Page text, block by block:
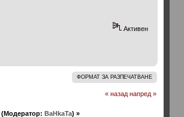
Активен
ФОРМАТ ЗА РАЗПЕЧАТВАНЕ
« назад напред »
(Модератор:BaHkaTa) »